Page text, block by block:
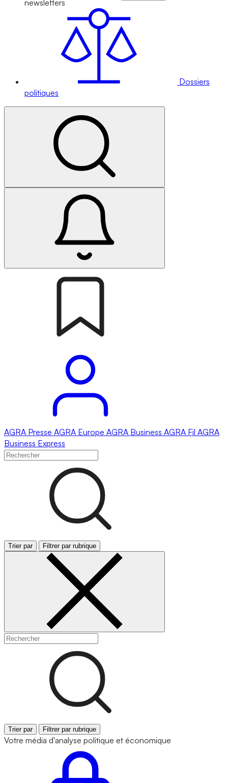
newsletters
Dossiers
politiques
AGRA Presse AGRA Europe AGRA Business AGRA Fil AGRA
Business Express
Trier par Filtrer par rubrique
Trier par Filtrer par rubrique
Votre média d'analyse politique et économique